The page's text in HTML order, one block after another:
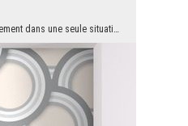
On peut voir cette vue seulement dans une seule situation, quand on se trouve dans l’avion. C'est...